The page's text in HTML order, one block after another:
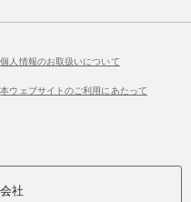
個人情報のお取扱いについて
本ウェブサイトのご利用にあたって
社